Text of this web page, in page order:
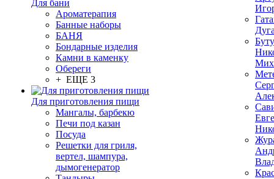
Для бани
Ароматерапия
Банные наборы
БАНЯ
Бондарные изделия
Камни в каменку
Обереги
+ ЕЩЕ 3
Для приготовления пищи
Мангалы, барбекю
Печи под казан
Посуда
Решетки для гриля,
вертел, шампура,
дымогенератор